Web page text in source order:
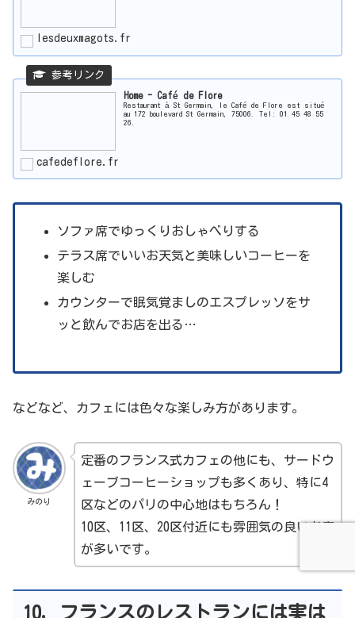
lesdeuxmagots.fr
Home - Café de Flore
Restaurant à St Germain, le Café de Flore est situé
au 172 boulevard St Germain, 75006. Tel: 01 45 48 55
26.
cafedeflore.fr
ソファ席でゆっくりおしゃべりする
テラス席でいいお天気と美味しいコーヒーを
楽しむ
カウンターで眠気覚ましのエスプレッソをサ
ッと飲んでお店を出る…
などなど、カフェには色々な楽しみ方があります。
みのり
定番のフランス式カフェの他にも、サードウ
ェーブコーヒーショップも多くあり、特に4
区などのパリの中心地はもちろん！
10区、11区、20区付近にも雰囲気の良いお店
が多いです。
10. フランスのレストランには実は